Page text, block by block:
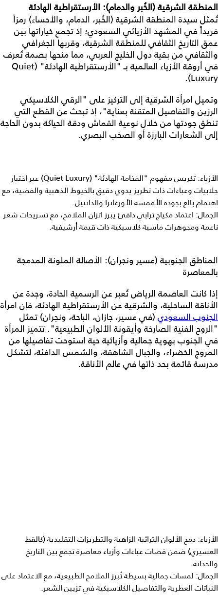
المنطقة الشرقية (الخُبر والدمام): الأرستقراطية الهادئة
تُمثل سيدة المنطقة الشرقية (الخُبر، الدمام، والأحساء) رمزاً
فريداً في المشهد الأزيائي السعودي؛ إذ تجمع خياراتها بين
عمق التاريخ الثقافي للمنطقة الشرقية، وقربها الجغرافي
والثقافي من بقية دول الخليج العربي، مما منحها بصمة تُعرف
في أروقة الأزياء العالمية بـ "الأرستقراطية الهادئة" (Quiet
Luxury).
وتميل امرأة الشرقية إلى التركيز على "الرقي الكلاسيكي
الرزين والتفاصيل المتقنة بعناية"، إذ تبحث عن القطع التي
تنطق جودتها من خلال نوعية القماش ودقة الحياكة بدون الحاجة
إلى الشعارات البارزة أو الصخب البصري.
الأزياء: تكريس مفهوم "الفخامة الهادئة" (Quiet Luxury) عبر اختيار
جلابيات وعباءات ذات تطريز يدوي دقيق بالخيوط الذهبية والفضية، مع
اهتمام بالغ بجودة الأقمشة الأورغانزا والدانتيل.
الجمال: اعتماد مكياج ترابي دافئ يبرز اتزان الملامح، مع تسريحات شعر
ناعمة ومجوهرات ماسية كلاسيكية ذات قيمة أرشيفية.
المناطق الجنوبية (عسير ونجران): الأصالة الملونة المدمجة
بالمعاصرة
إذا كانت العاصمة الرياض تُعبر عن الرسمية الحادة، وجدة عن
الأناقة الساحلية، والشرقية عن الأرستقراطية الهادئة، فإن امرأة
الجنوب السعودي (في عسير، جازان، الباحة، ونجران) تمثل
"الروح الفنية الصارخة وأيقونة الألوان الطبيعية". تتميز المرأة
في الجنوب بهوية جمالية وأزيائية حية استوحت تفاصيلها من
المروج الخضراء، والجبال الشاهقة، والشمس الدافئة، لتشكل
مدرسة قائمة بحد ذاتها في عالم الأناقة.
الأزياء: دمج الألوان التراثية الزاهية والتطريزات التقليدية (كالقط
العسيري) ضمن قصات عباءات وأزياء معاصرة تجمع بين التاريخ
والحداثة.
الجمال: لمسات جمالية بسيطة تُبرز الملامح الطبيعية، مع الاعتماد على
النباتات العطرية والتفاصيل الكلاسيكية في تزيين الشعر.